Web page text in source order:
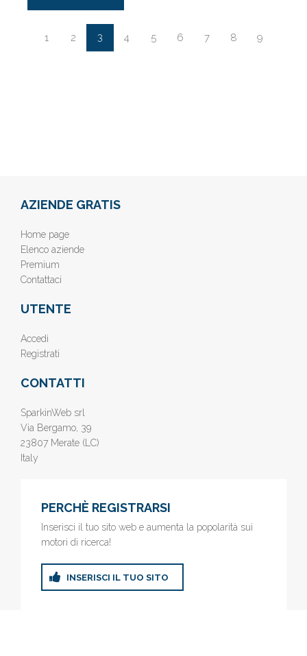
1 2 3 4 5 6 7 8 9
AZIENDE GRATIS
Home page
Elenco aziende
Premium
Contattaci
UTENTE
Accedi
Registrati
CONTATTI
SparkinWeb srl
Via Bergamo, 39
23807 Merate (LC)
Italy
PERCHÈ REGISTRARSI
Inserisci il tuo sito web e aumenta la popolarità sui
motori di ricerca!
INSERISCI IL TUO SITO